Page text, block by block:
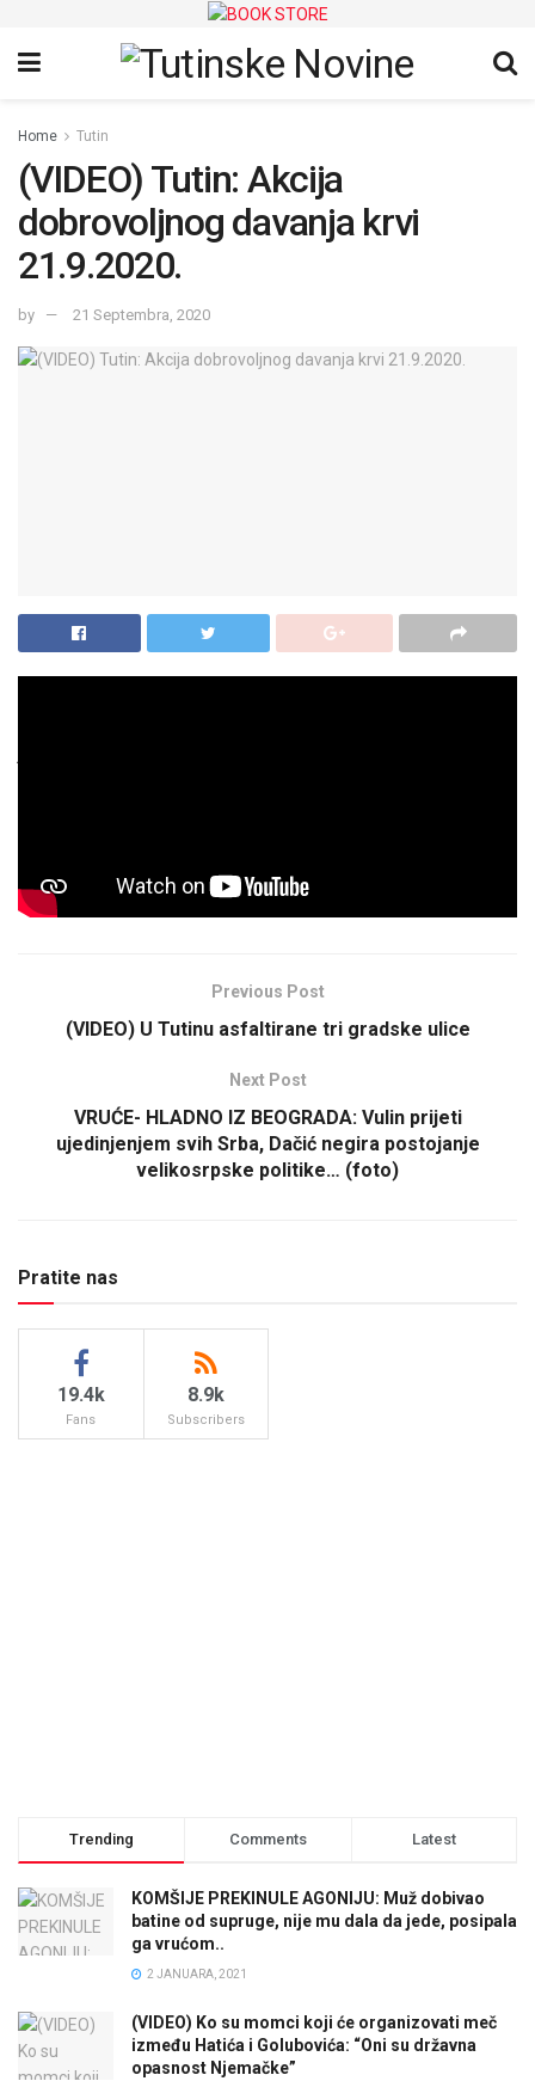
Home Tutin
(VIDEO) Tutin: Akcija
dobrovoljnog davanja krvi
21.9.2020.
by 21 Septembra, 2020
Previous Post
(VIDEO) U Tutinu asfaltirane tri gradske ulice
Next Post
VRUĆE- HLADNO IZ BEOGRADA: Vulin prijeti
ujedinjenjem svih Srba, Dačić negira postojanje
velikosrpske politike… (foto)
Pratite nas
19.4k
Fans
8.9k
Subscribers
Trending Comments Latest
KOMŠIJE PREKINULE AGONIJU: Muž dobivao
batine od supruge, nije mu dala da jede, posipala
ga vrućom..
2 JANUARA, 2021
(VIDEO) Ko su momci koji će organizovati meč
između Hatića i Golubovića: “Oni su državna
opasnost Njemačke”